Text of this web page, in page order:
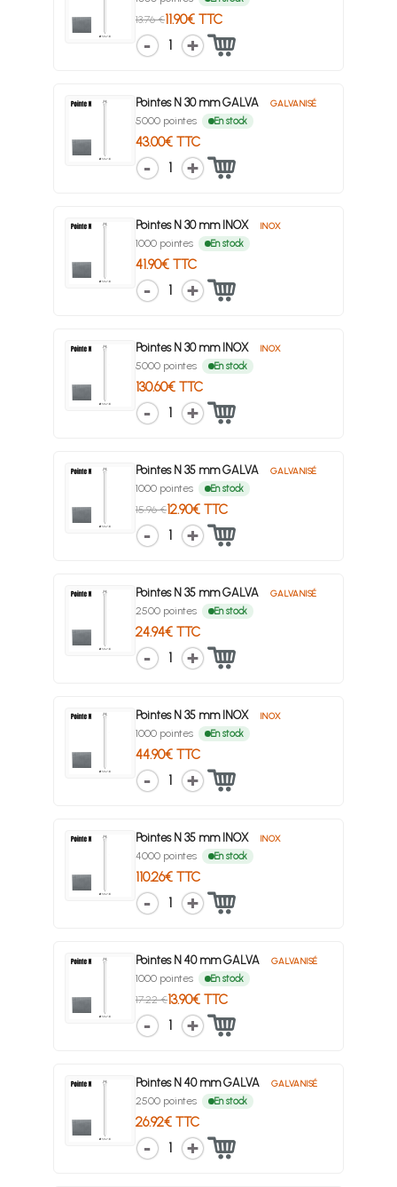
13.76 €11.90€ TTC
1
Pointes N 30 mm GALVA GALVANISÉ
5000 pointes En stock
43.00€ TTC
1
Pointes N 30 mm INOX INOX
1000 pointes En stock
41.90€ TTC
1
Pointes N 30 mm INOX INOX
5000 pointes En stock
130.60€ TTC
1
Pointes N 35 mm GALVA GALVANISÉ
1000 pointes En stock
15.96 €12.90€ TTC
1
Pointes N 35 mm GALVA GALVANISÉ
2500 pointes En stock
24.94€ TTC
1
Pointes N 35 mm INOX INOX
1000 pointes En stock
44.90€ TTC
1
Pointes N 35 mm INOX INOX
4000 pointes En stock
110.26€ TTC
1
Pointes N 40 mm GALVA GALVANISÉ
1000 pointes En stock
17.22 €13.90€ TTC
1
Pointes N 40 mm GALVA GALVANISÉ
2500 pointes En stock
26.92€ TTC
1